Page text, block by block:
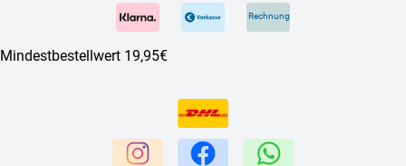
Rechnung
Mindestbestellwert 19,95€